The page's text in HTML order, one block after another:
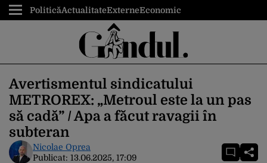
PoliticăActualitateExterneEconomic
Avertismentul sindicatului
METROREX: „Metroul este la un pas
să cadă” / Apa a făcut ravagii în
subteran
Nicolae Oprea
Publicat: 13.06.2025, 17:09